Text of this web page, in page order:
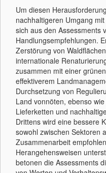
Um diesen
nachhaltigeren Umgang
sich aus den Assessments
Handlungsempfehlungen.
Zerstörung von
internationale
zusammen mit einer
effektiverem
Durchsetzung von
Land vonnöten, ebenso
Lieferketten und
Drittens wird eine bessere
sowohl zwischen Sektoren
Zusammenarbeit
Herangehensweisen
betonen die Assessments